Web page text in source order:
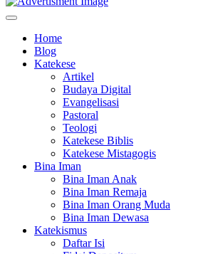
Home
Blog
Katekese
Artikel
Budaya Digital
Evangelisasi
Pastoral
Teologi
Katekese Biblis
Katekese Mistagogis
Bina Iman
Bina Iman Anak
Bina Iman Remaja
Bina Iman Orang Muda
Bina Iman Dewasa
Katekismus
Daftar Isi